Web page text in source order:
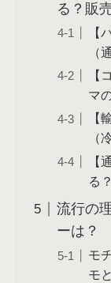
る？販
【
（
【
マ
【
（
【
る？
流行の
ーは？
モ
モ